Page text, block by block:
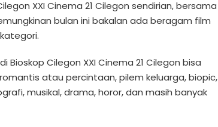
XXI Cinema 21 Cilegon sendirian, bersama
bulan ini bakalan ada beragam film
Cilegon XXI Cinema 21 Cilegon bisa
atau percintaan, pilem keluarga, biopic,
musikal, drama, horor, dan masih banyak